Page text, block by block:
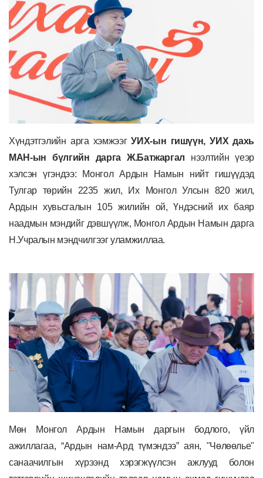
Хүндэтгэлийн арга хэмжээгУИХ-ын гишүүн, УИХ дахь
МАН-ын бүлгийн дарга Ж.Батжаргал нээлтийн үеэр
хэлсэн үгэндээ: Монгол Ардын Намын нийт гишүүдэд
Тулгар төрийн 2235 жил, Их Монгол Улсын 820 жил,
Ардын хувьсгалын 105 жилийн ой, Үндэсний их баяр
наадмын мэндийг дэвшүүлж, Монгол Ардын Намын дарга
Н.Учралын мэндчилгээг уламжиллаа.
Мөн Монгол Ардын Намын даргын бодлого, үйл
ажиллагаа, “Ардын нам-Ард түмэндээ” аян, "Чөлөөлье"
санаачилгын хүрээнд хэрэгжүүлсэн ажлууд болон